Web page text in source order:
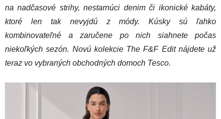
na nadčasové strihy, nestarnúci denim či ikonické kabáty,
ktoré len tak nevyjdú z módy. Kúsky sú ľahko
kombinovateľné a zaručene po nich siahnete počas
niekoľkých sezón. Novú kolekcie The F&F Edit nájdete už
teraz vo vybraných obchodných domoch Tesco.